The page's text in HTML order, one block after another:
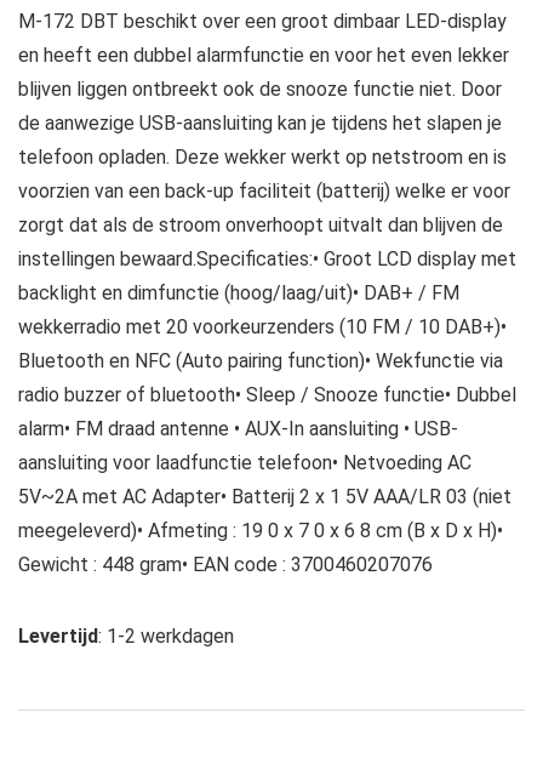
M-172 DBT beschikt over een groot dimbaar LED-display
en heeft een dubbel alarmfunctie en voor het even lekker
blijven liggen ontbreekt ook de snooze functie niet. Door
de aanwezige USB-aansluiting kan je tijdens het slapen je
telefoon opladen. Deze wekker werkt op netstroom en is
voorzien van een back-up faciliteit (batterij) welke er voor
zorgt dat als de stroom onverhoopt uitvalt dan blijven de
instellingen bewaard.Specificaties:• Groot LCD display met
backlight en dimfunctie (hoog/laag/uit)• DAB+ / FM
wekkerradio met 20 voorkeurzenders (10 FM / 10 DAB+)•
Bluetooth en NFC (Auto pairing function)• Wekfunctie via
radio buzzer of bluetooth• Sleep / Snooze functie• Dubbel
alarm• FM draad antenne • AUX-In aansluiting • USB-
aansluiting voor laadfunctie telefoon• Netvoeding AC
5V~2A met AC Adapter• Batterij 2 x 1 5V AAA/LR 03 (niet
meegeleverd)• Afmeting : 19 0 x 7 0 x 6 8 cm (B x D x H)•
Gewicht : 448 gram• EAN code : 3700460207076
Levertijd: 1-2 werkdagen